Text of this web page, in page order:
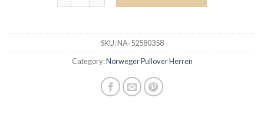
SKU:NA-52580358
Category:Norweger Pullover Herren